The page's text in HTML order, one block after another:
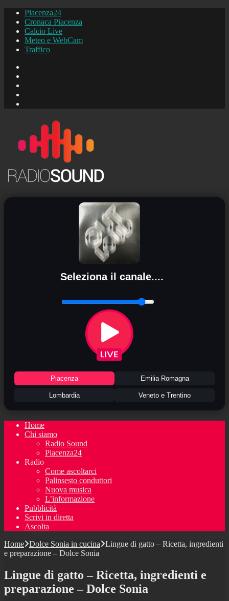
Piacenza24
Cronaca Piacenza
Calcio Live
Meteo e WebCam
Traffico
Seleziona il canale....
Piacenza Emilia Romagna
Lombardia Veneto e Trentino
Home
Chi siamo
Radio Sound
Piacenza24
Radio
Come ascoltarci
Palinsesto conduttori
Nuova musica
L’informazione
Pubblicità
Scrivi in diretta
Ascolta
Home Dolce Sonia in cucina
Lingue di gatto – Ricetta, ingredienti
e preparazione – Dolce Sonia
Lingue di gatto – Ricetta, ingredienti e
preparazione – Dolce Sonia